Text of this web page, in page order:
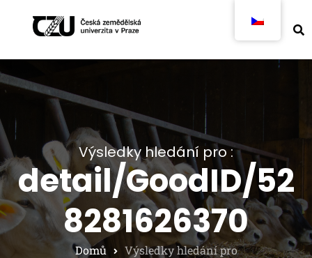
Výsledky hledání pro :
detail/GoodID/52
8281626370
Domů
Výsledky hledání pro